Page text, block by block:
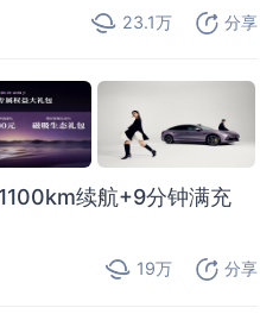
23.1万 分享
续航+9分钟满充
19万 分享